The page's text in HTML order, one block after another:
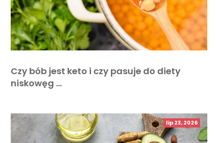
Czy bób jest keto i czy pasuje do diety
niskowęg …
lip 23, 2026